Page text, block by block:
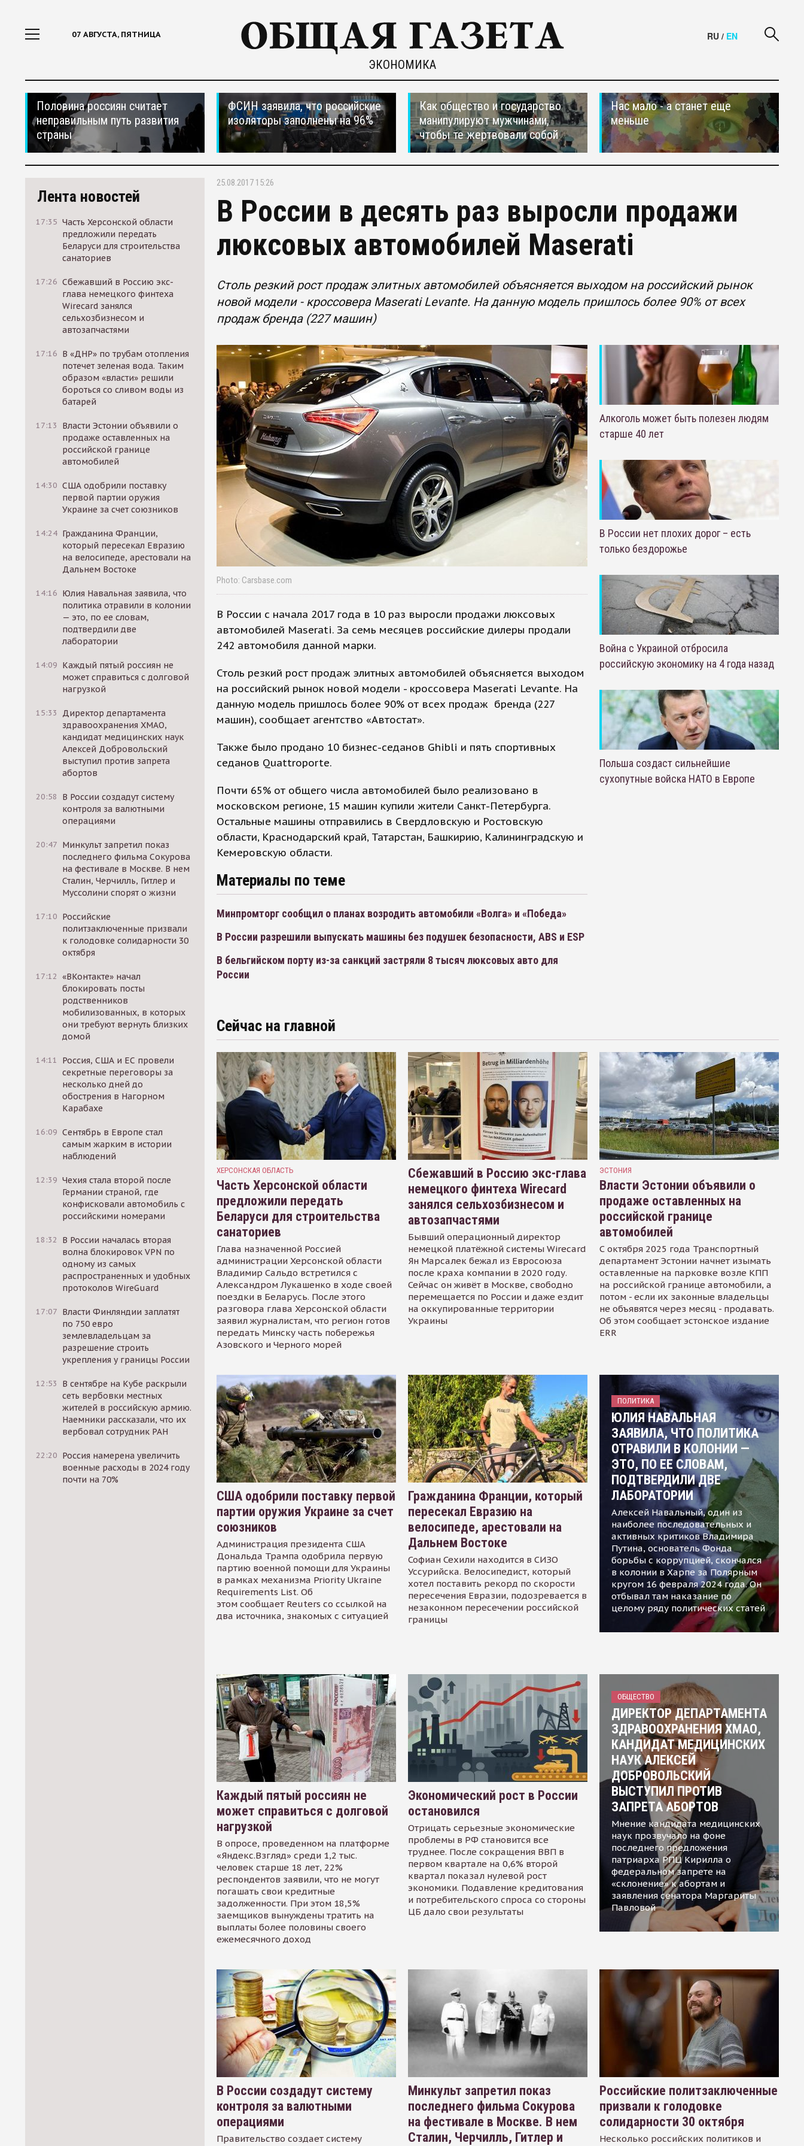
07 АВГУСТА, ПЯТНИЦА
ЭКОНОМИКА
RU / EN
Половина россиян считает
неправильным путь развития
страны
ФСИН заявила, что российские
изоляторы заполнены на 96%
Как общество и государство
манипулируют мужчинами,
чтобы те жертвовали собой
Нас мало - а станет еще
меньше
Лента новостей
17:35 Часть Херсонской области
предложили передать
Беларуси для строительства
санаториев
17:26 Сбежавший в Россию экс-
глава немецкого финтеха
Wirecard занялся
сельхозбизнесом и
автозапчастями
17:16 В «ДНР» по трубам отопления
потечет зеленая вода. Таким
образом «власти» решили
бороться со сливом воды из
батарей
17:13
Власти Эстонии объявили о
продаже оставленных на
российской границе
автомобилей
14:30 США одобрили поставку
первой партии оружия
Украине за счет союзников
14:24 Гражданина Франции,
который пересекал Евразию
на велосипеде, арестовали на
Дальнем Востоке
14:16 Юлия Навальная заявила, что
политика отравили в колонии
— это, по ее словам,
подтвердили две
лаборатории
14:09 Каждый пятый россиян не
может справиться с долговой
нагрузкой
15:33
Директор департамента
здравоохранения ХМАО,
кандидат медицинских наук
Алексей Добровольский
выступил против запрета
абортов
20:58
В России создадут систему
контроля за валютными
операциями
20:47 Минкульт запретил показ
последнего фильма Сокурова
на фестивале в Москве. В нем
Сталин, Черчилль, Гитлер и
Муссолини спорят о жизни
17:10 Российские
политзаключенные призвали
к голодовке солидарности 30
октября
17:12 «ВКонтакте» начал
блокировать посты
родственников
мобилизованных, в которых
они требуют вернуть близких
домой
14:11
Россия, США и ЕС провели
секретные переговоры за
несколько дней до
обострения в Нагорном
Карабахе
16:09 Сентябрь в Европе стал
самым жарким в истории
наблюдений
12:39 Чехия стала второй после
Германии страной, где
конфисковали автомобиль с
российскими номерами
18:32
В России началась вторая
волна блокировок VPN по
одному из самых
распространенных и удобных
протоколов WireGuard
17:07 Власти Финляндии заплатят
по 750 евро
землевладельцам за
разрешение строить
укрепления у границы России
12:53
В сентябре на Кубе раскрыли
сеть вербовки местных
жителей в российскую армию.
Наемники рассказали, что их
вербовал сотрудник РАН
22:20 Россия намерена увеличить
военные расходы в 2024 году
почти на 70%
25.08.2017 15:26
В России в десять раз выросли продажи
люксовых автомобилей Maserati
Столь резкий рост продаж элитных автомобилей объясняется выходом на российский рынок
новой модели - кроссовера Maserati Levante. На данную модель пришлось более 90% от всех
продаж бренда (227 машин)
Photo: Carsbase.com
В России с начала 2017 года в 10 раз выросли продажи люксовых
автомобилей Maserati. За семь месяцев российские дилеры продали
242 автомобиля данной марки.
Столь резкий рост продаж элитных автомобилей объясняется выходом
на российский рынок новой модели - кроссовера Maserati Levante. На
данную модель пришлось более 90% от всех продаж бренда (227
машин), сообщает агентство «Автостат».
Также было продано 10 бизнес-седанов Ghibli и пять спортивных
седанов Quattroporte.
Почти 65% от общего числа автомобилей было реализовано в
московском регионе, 15 машин купили жители Санкт-Петербурга.
Остальные машины отправились в Свердловскую и Ростовскую
области, Краснодарский край, Татарстан, Башкирию, Калининградскую и
Кемеровскую области.
Материалы по теме
Минпромторг сообщил о планах возродить автомобили «Волга» и «Победа»
В России разрешили выпускать машины без подушек безопасности, ABS и ESP
В бельгийском порту из-за санкций застряли 8 тысяч люксовых авто для
России
Алкоголь может быть полезен людям
старше 40 лет
В России нет плохих дорог – есть
только бездорожье
Война с Украиной отбросила
российскую экономику на 4 года назад
Польша создаст сильнейшие
сухопутные войска НАТО в Европе
Сейчас на главной
ХЕРСОНСКАЯ ОБЛАСТЬ
Часть Херсонской области
предложили передать
Беларуси для строительства
санаториев
Глава назначенной Россией
администрации Херсонской области
Владимир Сальдо встретился с
Александром Лукашенко в ходе своей
поездки в Беларусь. После этого
разговора глава Херсонской области
заявил журналистам, что регион готов
передать Минску часть побережья
Азовского и Черного морей
Сбежавший в Россию экс-глава
немецкого финтеха Wirecard
занялся сельхозбизнесом и
автозапчастями
Бывший операционный директор
немецкой платёжной системы Wirecard
Ян Марсалек бежал из Евросоюза
после краха компании в 2020 году.
Сейчас он живёт в Москве, свободно
перемещается по России и даже ездит
на оккупированные территории
Украины
ЭСТОНИЯ
Власти Эстонии объявили о
продаже оставленных на
российской границе
автомобилей
С октября 2025 года Транспортный
департамент Эстонии начнет изымать
оставленные на парковке возле КПП
на российской границе автомобили, а
потом - если их законные владельцы
не объявятся через месяц - продавать.
Об этом сообщает эстонское издание
ERR
США одобрили поставку первой
партии оружия Украине за счет
союзников
Администрация президента США
Дональда Трампа одобрила первую
партию военной помощи для Украины
в рамках механизма Priority Ukraine
Requirements List. Об
этом сообщает Reuters со ссылкой на
два источника, знакомых с ситуацией
Гражданина Франции, который
пересекал Евразию на
велосипеде, арестовали на
Дальнем Востоке
Софиан Сехили находится в СИЗО
Уссурийска. Велосипедист, который
хотел поставить рекорд по скорости
пересечения Евразии, подозревается в
незаконном пересечении российской
границы
ПОЛИТИКА
ЮЛИЯ НАВАЛЬНАЯ
ЗАЯВИЛА, ЧТО ПОЛИТИКА
ОТРАВИЛИ В КОЛОНИИ —
ЭТО, ПО ЕЕ СЛОВАМ,
ПОДТВЕРДИЛИ ДВЕ
ЛАБОРАТОРИИ
Алексей Навальный, один из
наиболее последовательных и
активных критиков Владимира
Путина, основатель Фонда
борьбы с коррупцией, скончался
в колонии в Харпе за Полярным
кругом 16 февраля 2024 года. Он
отбывал там наказание по
целому ряду политических статей
Каждый пятый россиян не
может справиться с долговой
нагрузкой
В опросе, проведенном на платформе
«Яндекс.Взгляд» среди 1,2 тыс.
человек старше 18 лет, 22%
респондентов заявили, что не могут
погашать свои кредитные
задолженности. При этом 18,5%
заемщиков вынуждены тратить на
выплаты более половины своего
ежемесячного доход
Экономический рост в России
остановился
Отрицать серьезные экономические
проблемы в РФ становится все
труднее. После сокращения ВВП в
первом квартале на 0,6% второй
квартал показал нулевой рост
экономики. Подавление кредитования
и потребительского спроса со стороны
ЦБ дало свои результаты
ОБЩЕСТВО
ДИРЕКТОР ДЕПАРТАМЕНТА
ЗДРАВООХРАНЕНИЯ ХМАО,
КАНДИДАТ МЕДИЦИНСКИХ
НАУК АЛЕКСЕЙ
ДОБРОВОЛЬСКИЙ
ВЫСТУПИЛ ПРОТИВ
ЗАПРЕТА АБОРТОВ
Мнение кандидата медицинских
наук прозвучало на фоне
последнего предложения
патриарха РПЦ Кирилла о
федеральном запрете на
«склонение» к абортам и
заявления сенатора Маргариты
Павловой
В России создадут систему
контроля за валютными
операциями
Правительство создает систему
Минкульт запретил показ
последнего фильма Сокурова
на фестивале в Москве. В нем
Сталин, Черчилль, Гитлер и
Российские политзаключенные
призвали к голодовке
солидарности 30 октября
Несколько российских политиков и